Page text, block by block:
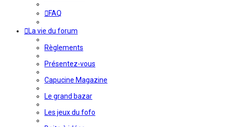
FAQ
La vie du forum
Règlements
Présentez-vous
Capucine Magazine
Le grand bazar
Les jeux du fofo